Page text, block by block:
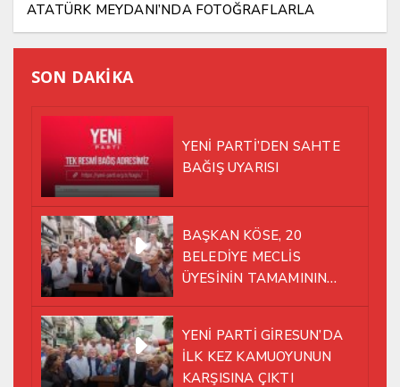
ATATÜRK MEYDANI’NDA FOTOĞRAFLARLA
YAŞATILIYOR
SON DAKİKA
YENİ PARTİ’DEN SAHTE
BAĞIŞ UYARISI
BAŞKAN KÖSE, 20
BELEDİYE MECLİS
ÜYESİNİN TAMAMININ
YÜRÜMEYE KARAR VERDİK
YENİ PARTİ GİRESUN’DA
İLK KEZ KAMUOYUNUN
KARŞISINA ÇIKTI